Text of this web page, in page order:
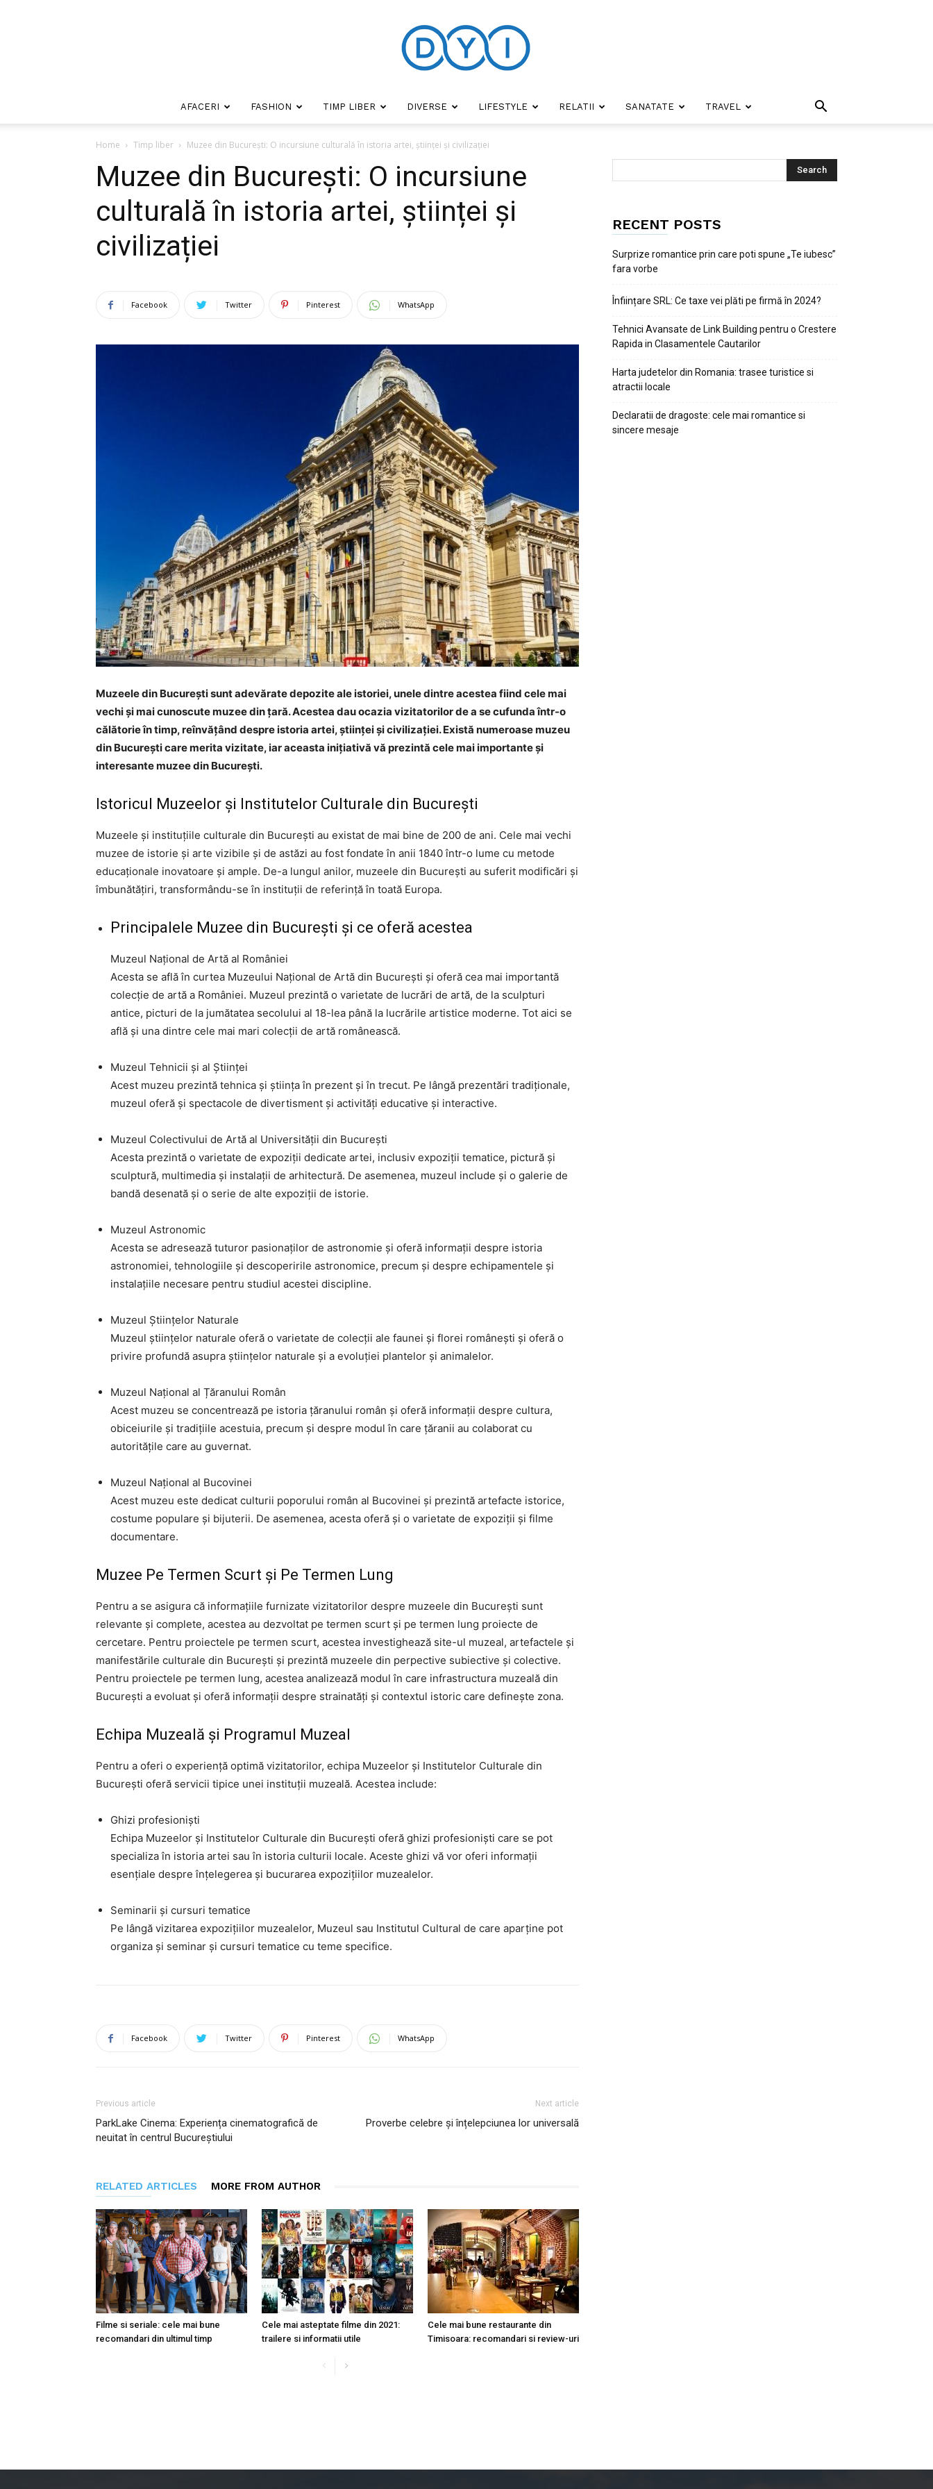
AFACERI FASHION TIMP LIBER DIVERSE LIFESTYLE RELATII SANATATE TRAVEL
Home Timp liber Muzee din București: O incursiune culturală în istoria artei, științei și civilizației
Muzee din București: O incursiune
culturală în istoria artei, științei și
civilizației
Facebook Twitter Pinterest WhatsApp
Muzeele din București sunt adevărate depozite ale istoriei, unele dintre acestea fiind cele mai
vechi și mai cunoscute muzee din țară. Acestea dau ocazia vizitatorilor de a se cufunda într-o
călătorie în timp, reînvățând despre istoria artei, științei și civilizației. Există numeroase muzeu
din București care merita vizitate, iar aceasta inițiativă vă prezintă cele mai importante și
interesante muzee din București.
Istoricul Muzeelor și Institutelor Culturale din București
Muzeele și instituțiile culturale din București au existat de mai bine de 200 de ani. Cele mai vechi
muzee de istorie și arte vizibile și de astăzi au fost fondate în anii 1840 într-o lume cu metode
educaționale inovatoare și ample. De-a lungul anilor, muzeele din București au suferit modificări și
îmbunătățiri, transformându-se în instituții de referință în toată Europa.
Principalele Muzee din București și ce oferă acestea
Muzeul Național de Artă al României
Acesta se află în curtea Muzeului Național de Artă din București și oferă cea mai importantă
colecție de artă a României. Muzeul prezintă o varietate de lucrări de artă, de la sculpturi
antice, picturi de la jumătatea secolului al 18-lea până la lucrările artistice moderne. Tot aici se
află și una dintre cele mai mari colecții de artă românească.
Muzeul Tehnicii și al Științei
Acest muzeu prezintă tehnica și știința în prezent și în trecut. Pe lângă prezentări tradiționale,
muzeul oferă și spectacole de divertisment și activități educative și interactive.
Muzeul Colectivului de Artă al Universității din București
Acesta prezintă o varietate de expoziții dedicate artei, inclusiv expoziții tematice, pictură și
sculptură, multimedia și instalații de arhitectură. De asemenea, muzeul include și o galerie de
bandă desenată și o serie de alte expoziții de istorie.
Muzeul Astronomic
Acesta se adresează tuturor pasionaților de astronomie și oferă informații despre istoria
astronomiei, tehnologiile și descoperirile astronomice, precum și despre echipamentele și
instalațiile necesare pentru studiul acestei discipline.
Muzeul Științelor Naturale
Muzeul științelor naturale oferă o varietate de colecții ale faunei și florei românești și oferă o
privire profundă asupra științelor naturale și a evoluției plantelor și animalelor.
Muzeul Național al Țăranului Român
Acest muzeu se concentrează pe istoria țăranului român și oferă informații despre cultura,
obiceiurile și tradițiile acestuia, precum și despre modul în care țăranii au colaborat cu
autoritățile care au guvernat.
Muzeul Național al Bucovinei
Acest muzeu este dedicat culturii poporului român al Bucovinei și prezintă artefacte istorice,
costume populare și bijuterii. De asemenea, acesta oferă și o varietate de expoziții și filme
documentare.
Muzee Pe Termen Scurt și Pe Termen Lung
Pentru a se asigura că informațiile furnizate vizitatorilor despre muzeele din București sunt
relevante și complete, acestea au dezvoltat pe termen scurt și pe termen lung proiecte de
cercetare. Pentru proiectele pe termen scurt, acestea investighează site-ul muzeal, artefactele și
manifestările culturale din București și prezintă muzeele din perpective subiective și colective.
Pentru proiectele pe termen lung, acestea analizează modul în care infrastructura muzeală din
București a evoluat și oferă informații despre strainatăți și contextul istoric care definește zona.
Echipa Muzeală și Programul Muzeal
Pentru a oferi o experiență optimă vizitatorilor, echipa Muzeelor și Institutelor Culturale din
București oferă servicii tipice unei instituții muzeală. Acestea include:
Ghizi profesioniști
Echipa Muzeelor și Institutelor Culturale din București oferă ghizi profesioniști care se pot
specializa în istoria artei sau în istoria culturii locale. Aceste ghizi vă vor oferi informații
esențiale despre înțelegerea și bucurarea expozițiilor muzealelor.
Seminarii și cursuri tematice
Pe lângă vizitarea expozițiilor muzealelor, Muzeul sau Institutul Cultural de care aparține pot
organiza și seminar și cursuri tematice cu teme specifice.
Facebook Twitter Pinterest WhatsApp
Previous article
ParkLake Cinema: Experiența cinematografică de
neuitat în centrul Bucureștiului
Next article
Proverbe celebre și înțelepciunea lor universală
RELATED ARTICLES MORE FROM AUTHOR
Filme si seriale: cele mai bune
recomandari din ultimul timp
Cele mai asteptate filme din 2021:
trailere si informatii utile
Cele mai bune restaurante din
Timisoara: recomandari si review-uri
RECENT POSTS
Surprize romantice prin care poti spune „Te iubesc”
fara vorbe
Înființare SRL: Ce taxe vei plăti pe firmă în 2024?
Tehnici Avansate de Link Building pentru o Crestere
Rapida in Clasamentele Cautarilor
Harta judetelor din Romania: trasee turistice si
atractii locale
Declaratii de dragoste: cele mai romantice si
sincere mesaje